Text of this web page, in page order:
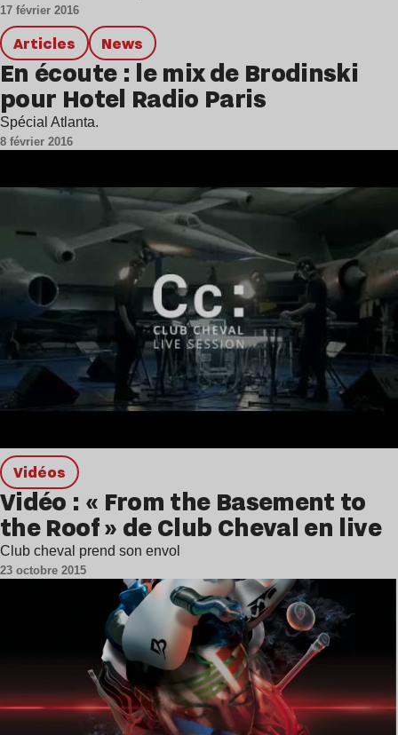
17 février 2016
Articles news
En écoute : le mix de Brodinski
pour Hotel Radio Paris
Spécial Atlanta.
8 février 2016
Vidéos
Vidéo : « From the Basement to
the Roof » de Club Cheval en live
Club cheval prend son envol
23 octobre 2015